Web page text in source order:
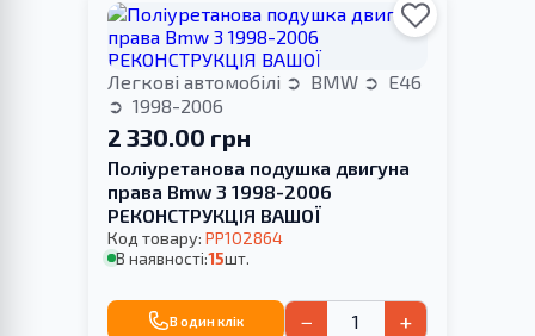
Легкові автомобілі BMW
E46
1998-2006
2 330.00 грн
Поліуретанова подушка двигуна
права Bmw 3 1998-2006
РЕКОНСТРУКЦІЯ ВАШОЇ
Код товару: PP102864
В наявності:15шт.
В один клік − +